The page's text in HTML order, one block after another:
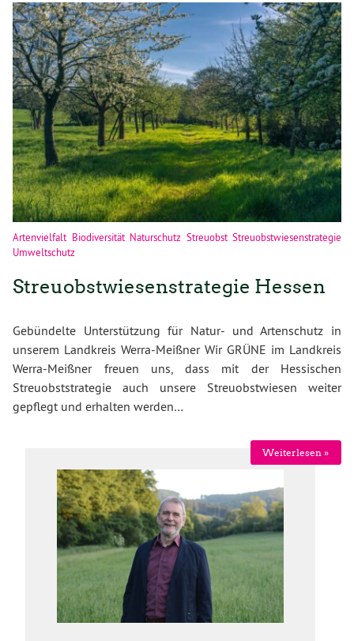
Artenvielfalt Biodiversität Naturschutz Streuobst Streuobstwiesenstrategie
Umweltschutz
Streuobstwiesenstrategie Hessen
Gebündelte Unterstützung für Natur- und Artenschutz in
unserem Landkreis Werra-Meißner Wir GRÜNE im Landkreis
Werra-Meißner freuen uns, dass mit der Hessischen
Streuobststrategie auch unsere Streuobstwiesen weiter
gepflegt und erhalten werden…
Weiterlesen »